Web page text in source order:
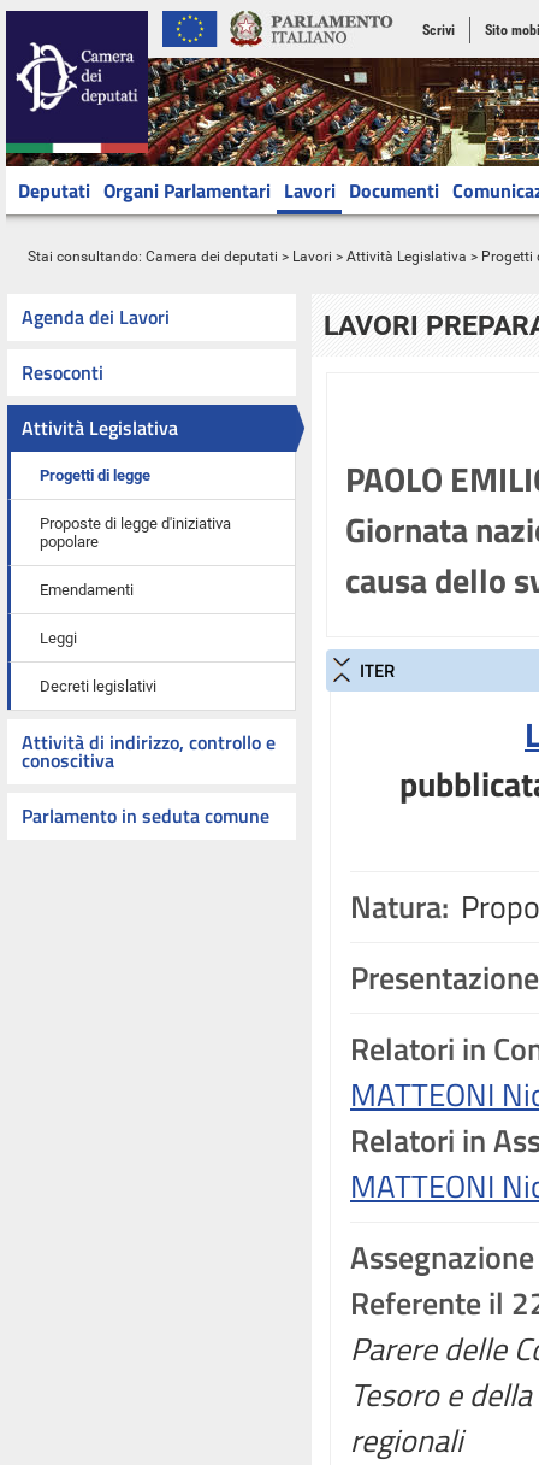
Scrivi Sito
Deputati Organi Parlamentari Lavori Documenti
Stai consultando: Camera dei deputati > Lavori > Attività Legislativa > Progetti
Agenda dei Lavori
Resoconti
Attività Legislativa
Progetti di legge
Proposte di legge d'iniziativa
popolare
Emendamenti
Leggi
Decreti legislativi
Attività di indirizzo, controllo e
conoscitiva
Parlamento in seduta comune
LAVORI
PAOLO
Giornata
causa dello
ITER
Natura:
Relatori in
MATTEONI
Relatori in
MATTEONI
Assegnazione
Referente il
Parere delle
Tesoro e
regionali